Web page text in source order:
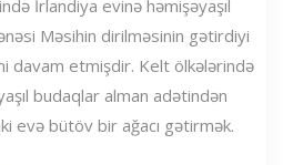
İrlandiya evinə həmişəyaşıl
Məsihin dirilməsinin gətirdiyi
davam etmişdir. Kelt ölkələrində
budaqlar alman adətindən
evə bütöv bir ağacı gətirmək.